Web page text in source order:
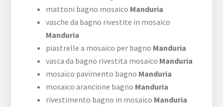
mattoni bagno mosaico Manduria
vasche da bagno rivestite in mosaico
Manduria
piastrelle a mosaico per bagno Manduria
vasca da bagno rivestita mosaico Manduria
mosaico pavimento bagno Manduria
mosaico arancione bagno Manduria
rivestimento bagno in mosaico Manduria